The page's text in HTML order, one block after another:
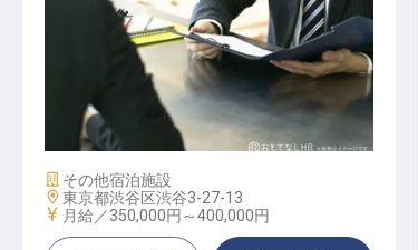
営業職（西日本担当）
施設業態
その他宿泊施設
勤務地
東京都渋谷区渋谷3-27-13
給与
月給／350,000円～400,000円